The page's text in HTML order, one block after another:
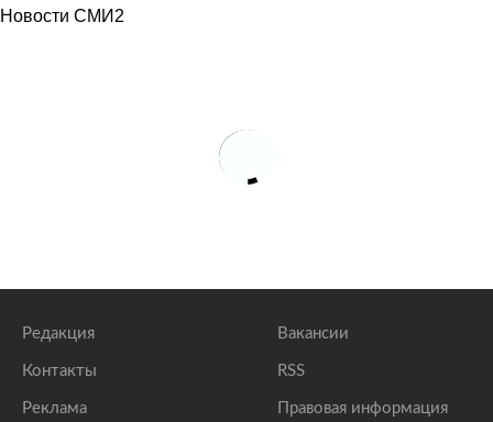
Новости СМИ2
Редакция
Контакты
Реклама
Вакансии
RSS
Правовая информация